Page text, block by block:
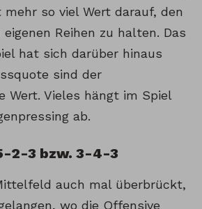
so viel Wert darauf, den
Reihen zu halten. Das
hat sich darüber hinaus
sind der
Vieles hängt im Spiel
ab.
2-3 bzw. 3-4-3
auch mal überbrückt,
wo die Offensive